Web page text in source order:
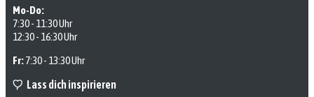
Mo-Do:
7:30 - 11:30 Uhr
12:30 - 16:30 Uhr
Fr:7:30 - 13:30 Uhr
Lass dich inspirieren